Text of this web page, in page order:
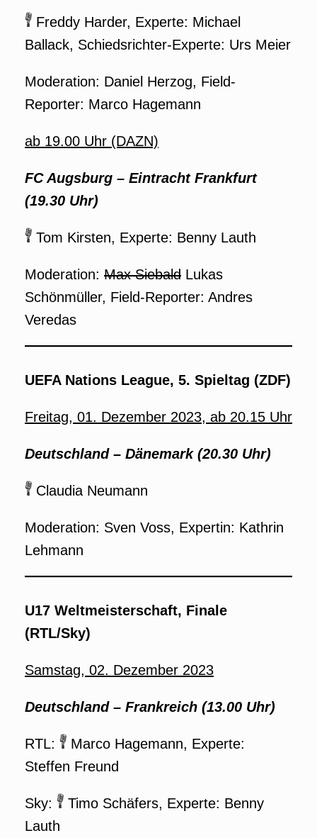
Freddy Harder, Experte: Michael
Ballack, Schiedsrichter-Experte: Urs Meier
Moderation: Daniel Herzog, Field-
Reporter: Marco Hagemann
ab 19.00 Uhr (DAZN)
FC Augsburg – Eintracht Frankfurt
(19.30 Uhr)
Tom Kirsten, Experte: Benny Lauth
Moderation: Max Siebald Lukas
Schönmüller, Field-Reporter: Andres
Veredas
UEFA Nations League, 5. Spieltag (ZDF)
Freitag, 01. Dezember 2023, ab 20.15 Uhr
Deutschland – Dänemark (20.30 Uhr)
Claudia Neumann
Moderation: Sven Voss, Expertin: Kathrin
Lehmann
U17 Weltmeisterschaft, Finale
(RTL/Sky)
Samstag, 02. Dezember 2023
Deutschland – Frankreich (13.00 Uhr)
RTL:
Marco Hagemann, Experte:
Steffen Freund
Sky:
Timo Schäfers, Experte: Benny
Lauth